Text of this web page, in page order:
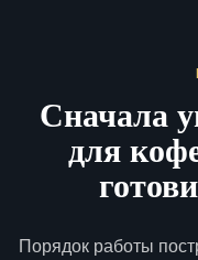
Сначала
для
Порядок работы